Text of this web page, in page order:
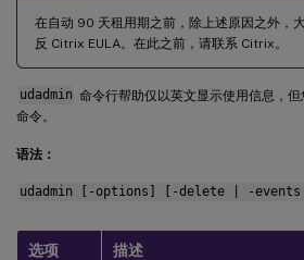
在自动 90 天租用期之前，除上述原因之外，
反 Citrix EULA。在此之前，请联系 Citrix。
udadmin 命令行帮助仅以英文显示使用信息，
命令。
语法：
udadmin [-options] [-delete | -
选项 描述